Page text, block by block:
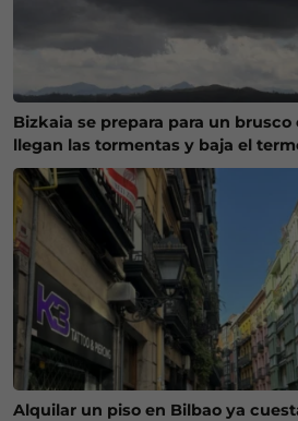
Bizkaia se prepara para un
llegan las tormentas y baja el
Alquilar un piso en Bilbao ya